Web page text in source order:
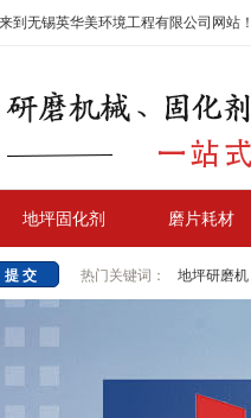
到无锡英华美环境工程有限公司网站
地坪固化剂 磨片耗材
热门关键词： 地坪研磨机